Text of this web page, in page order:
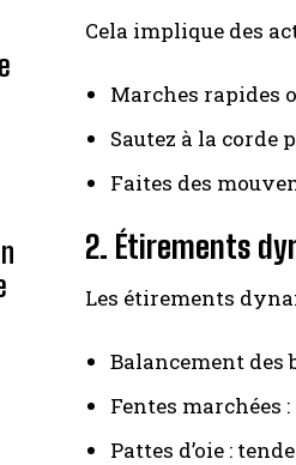
J'ai lu et
Cela implique des
Marches rapides
Sautez à la corde
Faites des
2. Étirements
Les étirements
Balancement des
Fentes marchées
Pattes d’oie :